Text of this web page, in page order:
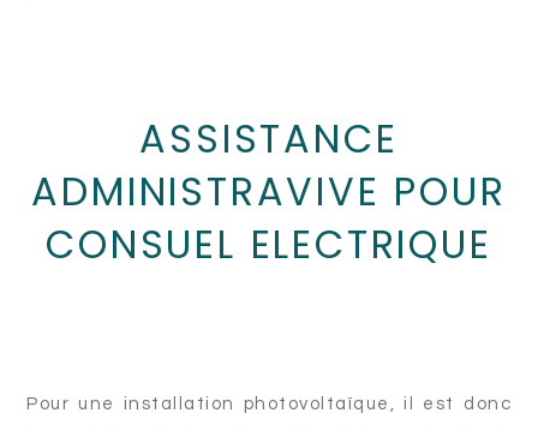
ASSISTANCE
ADMINISTRAVIVE POUR
CONSUEL ELECTRIQUE
Pour une installation photovoltaïque, il est donc